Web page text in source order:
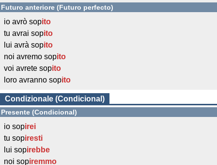
Futuro anteriore (Futuro perfecto)
io avrò sopito
tu avrai sopito
lui avrà sopito
noi avremo sopito
voi avrete sopito
loro avranno sopito
Condizionale (Condicional)
Presente (Condicional)
io sopirei
tu sopiresti
lui sopirebbe
noi sopiremmo